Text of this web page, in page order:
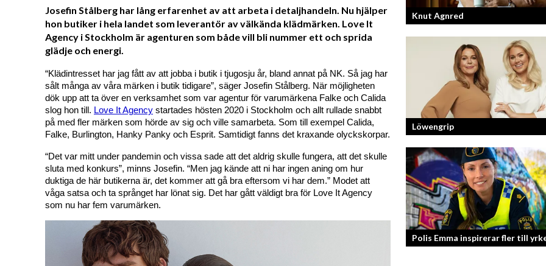
Josefin Stålberg har lång erfarenhet av att arbeta i detaljhandeln. Nu hjälper
hon butiker i hela landet som leverantör av välkända klädmärken. Love It
Agency i Stockholm är agenturen som både vill bli nummer ett och sprida
glädje och energi.
“Klädintresset har jag fått av att jobba i butik i tjugosju år, bland annat på NK. Så jag har
sålt många av våra märken i butik tidigare”, säger Josefin Stålberg. När möjligheten
dök upp att ta över en verksamhet som var agentur för varumärkena Falke och Calida
slog hon till. Love It Agency startades hösten 2020 i Stockholm och allt rullade snabbt
på med fler märken som hörde av sig och ville samarbeta. Som till exempel Calida,
Falke, Burlington, Hanky Panky och Esprit. Samtidigt fanns det kraxande olyckskorpar.
“Det var mitt under pandemin och vissa sade att det aldrig skulle fungera, att det skulle
sluta med konkurs”, minns Josefin. “Men jag kände att ni har ingen aning om hur
duktiga de här butikerna är, det kommer att gå bra eftersom vi har dem.” Modet att
våga satsa och ta språnget har lönat sig. Det har gått väldigt bra för Love It Agency
som nu har fem varumärken.
Knut Agnred
Knut Agnred är mannen och den
legenden inom spektakulära utfall och
dramatisk tänkvärdhet.
Löwengrip
Från bloggare till influencer och
superentreprenör. En resa som
kvinnlig entreprenör med en enormt
förankran...
Polis Emma inspirerar fler till